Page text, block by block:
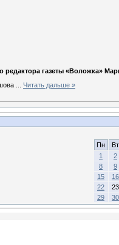
газеты «Воложка»
Читать дальше »
Пн
Вт
1
2
8
9
15
16
22
23
29
30